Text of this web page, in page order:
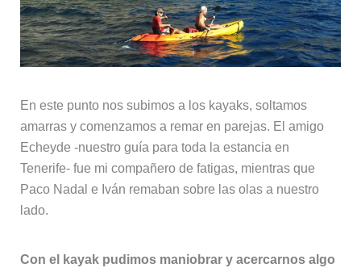
En este punto nos subimos a los kayaks, soltamos
amarras y comenzamos a remar en parejas. El amigo
Echeyde -nuestro guía para toda la estancia en
Tenerife- fue mi compañero de fatigas, mientras que
Paco Nadal e Iván remaban sobre las olas a nuestro
lado.
Con el kayak pudimos maniobrar y acercarnos algo